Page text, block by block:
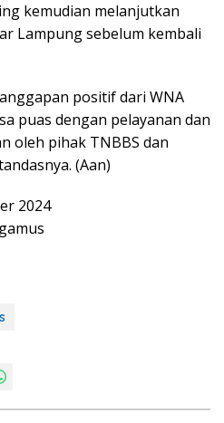
kemudian melanjutkan
Lampung sebelum kembali
positif dari WNA
puas dengan pelayanan dan
oleh pihak TNBBS dan
(Aan)
2024